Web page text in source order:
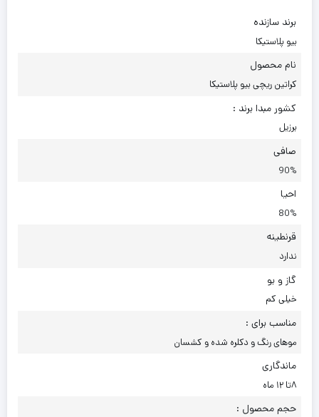
برند سازنده
بیو پلاستیکا
نام محصول
کراتین ریچی بیو پلاستیکا
کشور مبدا برند :
برزیل
صافی
90%
احیا
80%
قرنطینه
ندارد
گاز و بو
خیلی کم
مناسب برای :
موهای رنگ و دکلره شده و کشسان
ماندگاری
۸تا ۱۲ ماه
حجم محصول :